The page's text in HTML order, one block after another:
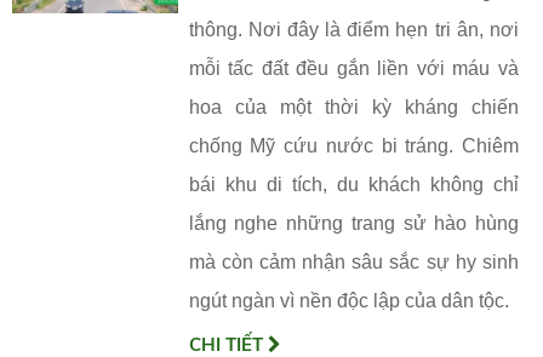
thông. Nơi đây là điểm hẹn tri ân, nơi
mỗi tấc đất đều gắn liền với máu và
hoa của một thời kỳ kháng chiến
chống Mỹ cứu nước bi tráng. Chiêm
bái khu di tích, du khách không chỉ
lắng nghe những trang sử hào hùng
mà còn cảm nhận sâu sắc sự hy sinh
ngút ngàn vì nền độc lập của dân tộc.
CHI TIẾT